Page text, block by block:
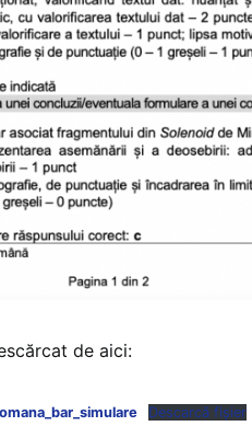
de aici:
Descarcă fișier